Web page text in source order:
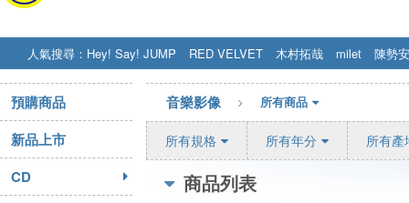
人氣搜尋： Hey! Say! JUMP RED VELVET 木村拓哉 milet
陳勢安
STRAY KIDS
盧廣仲 周杰伦
預購商品
新品上市
CD
音樂影像 所有商品
所有規格 所有年分 所有產
商品列表